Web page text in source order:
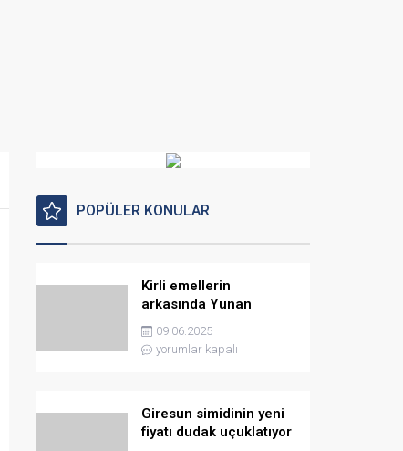
POPÜLER KONULAR
Kirli emellerin
arkasında Yunan
istihbaratı var
09.06.2025
yorumlar kapalı
Giresun simidinin yeni
fiyatı dudak uçuklatıyor